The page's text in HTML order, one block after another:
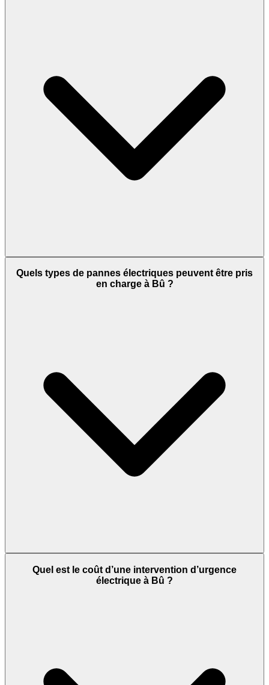
Quels types de pannes électriques peuvent être pris
en charge à Bû ?
Quel est le coût d’une intervention d’urgence
électrique à Bû ?